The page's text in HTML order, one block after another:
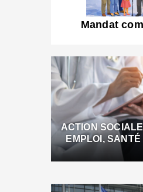
Mandat
ACTION
EMPLOI, SANTÉ